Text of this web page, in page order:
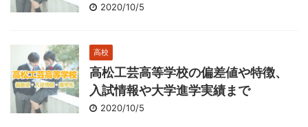
2020/10/5
高校
高松工芸高等学校の偏差値や特徴、
入試情報や大学進学実績まで
2020/10/5